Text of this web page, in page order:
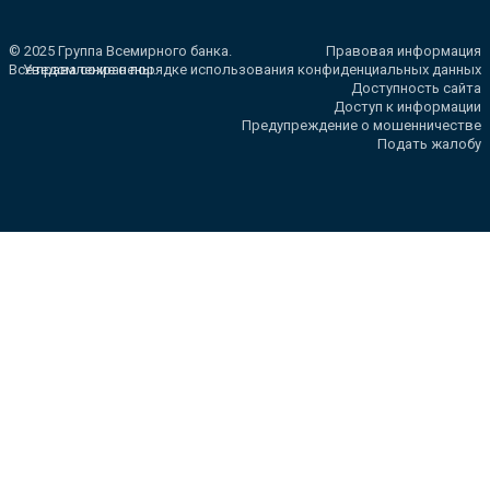
© 2025 Группа Всемирного банка.
Все права сохранены.
Правовая информация
Уведомление о порядке использования конфиденциальных данных
Доступность сайта
Доступ к информации
Предупреждение о мошенничестве
Подать жалобу